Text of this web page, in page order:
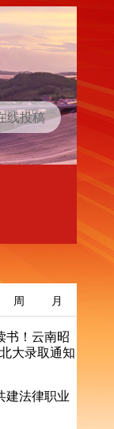
线投稿
月
周
书！云南昭
大录取通知
建法律职业